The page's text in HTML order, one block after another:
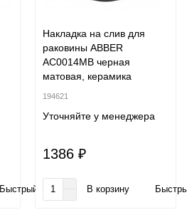
Быстрый заказ
Накладка на слив для
раковины ABBER
AC0014MB черная
матовая, керамика
194621
Уточняйте у менеджера
1386 ₽
В корзину